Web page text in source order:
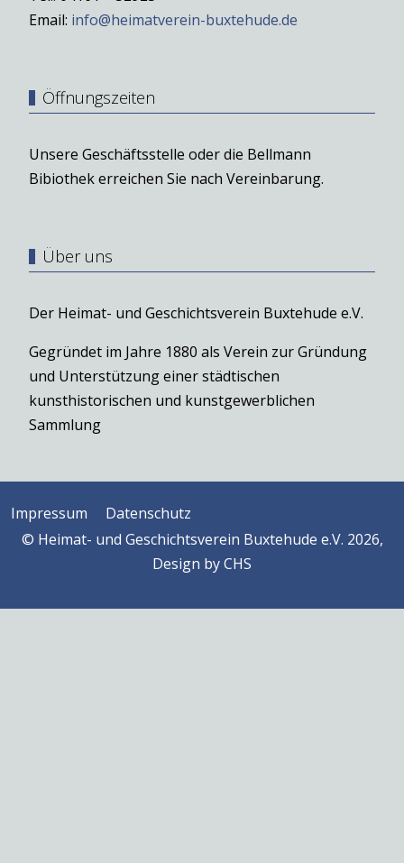
Email: info@heimatverein-buxtehude.de
Öffnungszeiten
Unsere Geschäftsstelle oder die Bellmann
Bibiothek erreichen Sie nach Vereinbarung.
Über uns
Der Heimat- und Geschichtsverein Buxtehude e.V.
Gegründet im Jahre 1880 als Verein zur Gründung
und Unterstützung einer städtischen
kunsthistorischen und kunstgewerblichen
Sammlung
Impressum
Datenschutz
© Heimat- und Geschichtsverein Buxtehude e.V. 2026,
Design byCHS